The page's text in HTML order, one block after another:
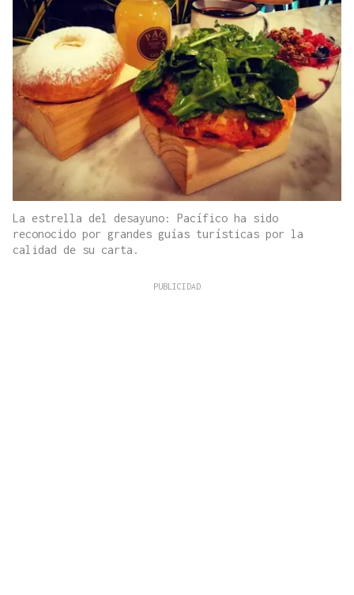
La estrella del desayuno: Pacífico ha sido
reconocido por grandes guías turísticas por la
calidad de su carta.